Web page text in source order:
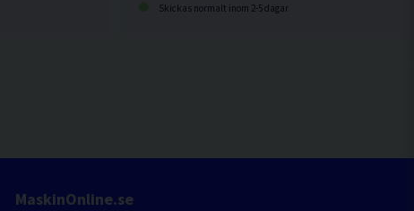
Skickas normalt inom 2-5 dagar
MaskinOnline.se